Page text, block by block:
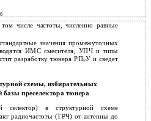
числе частоты, численно равные
значения промежуточных
ИМС смесителя, УПЧ и типы
разработку тюнера РПРУ и сведет
схемы, избирательных
базы преселектора тюнера
селектор) в структурной схеме
радиочастоты (ТРЧ) от антенны до